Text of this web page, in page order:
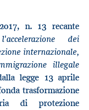
n. 13 recante
dei
internazionale,
illegale
legge 13 aprile
trasformazione
di protezione